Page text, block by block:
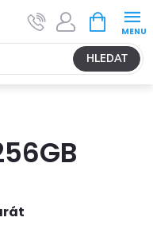
HLEDAT
NÁKUPNÍ
KOŠÍK